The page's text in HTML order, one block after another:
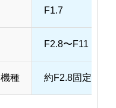
F1.7
F2.8〜F11
種 約F2.8固定